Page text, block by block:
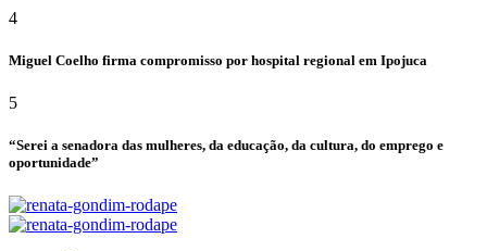
4
Miguel Coelho firma compromisso por hospital regional em Ipojuca
5
“Serei a senadora das mulheres, da educação, da cultura, do emprego e
oportunidade”